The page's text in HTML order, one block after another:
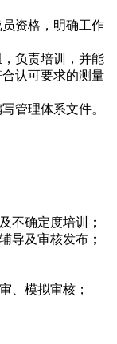
资格，明确工作
负责培训，并能
认可要求的测量
管理体系文件。
不确定度培训；
导及审核发布；
、模拟审核；